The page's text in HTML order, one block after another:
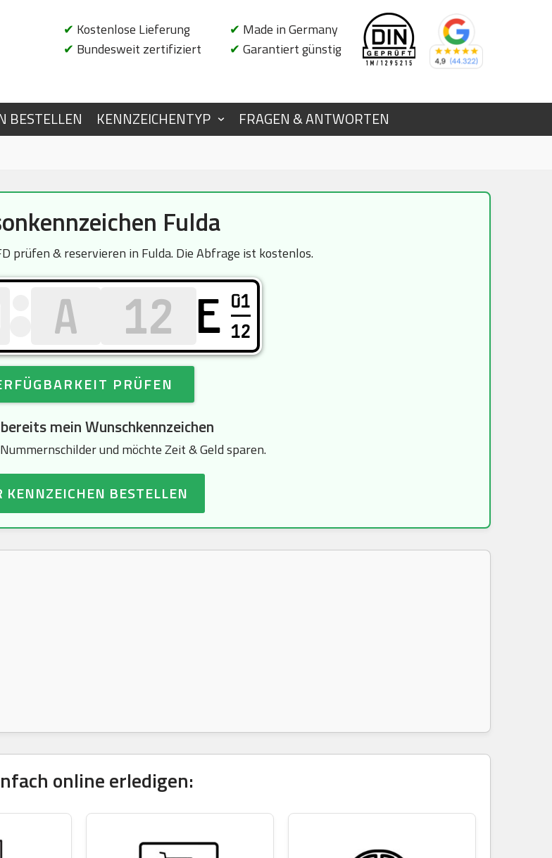
✔ Kostenlose Lieferung
✔ Bundesweit zertifiziert
✔ Made in Germany
✔ Garantiert günstig
BESTELLEN KENNZEICHENTYP FRAGEN & ANTWORTEN
Fulda
prüfen & reservieren in Fulda. Die Abfrage ist kostenlos.
E 01
12
PRÜFEN
mein Wunschkennzeichen
und möchte Zeit & Geld sparen.
KENNZEICHEN BESTELLEN
online erledigen: